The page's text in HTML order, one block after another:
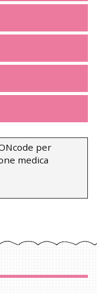
per
medica